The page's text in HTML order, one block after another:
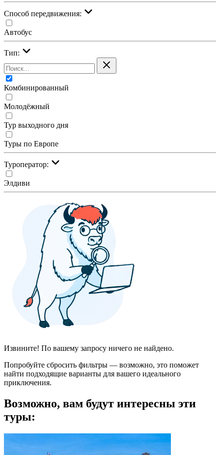
Cпособ передвижения:
Автобус
Тип:
Комбинированный
Молодёжный
Тур выходного дня
Туры по Европе
Туроператор:
Элдиви
Извините! По вашему запросу ничего не найдено.
Попробуйте сбросить фильтры — возможно, это поможет
найти подходящие варианты для вашего идеального
приключения.
Возможно, вам будут интересны эти
туры: